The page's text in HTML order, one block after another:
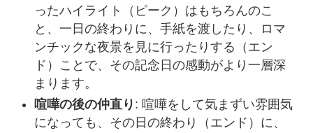
ったハイライト（ピーク）はもちろんのこ
と、一日の終わりに、手紙を渡したり、ロマ
ンチックな夜景を見に行ったりする（エン
ド）ことで、その記念日の感動がより一層深
まります。
喧嘩の後の仲直り : 喧嘩をして気まずい雰囲気
になっても、その日の終わり（エンド）に、